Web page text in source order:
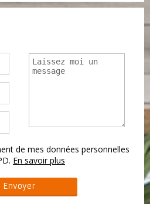
de mes données personnelles
En savoir plus